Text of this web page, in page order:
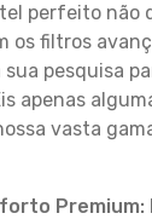
perfeito não
os filtros
sua pesquisa
apenas
vasta
Premium: